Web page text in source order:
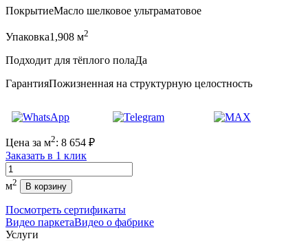
ПокрытиеМасло шелковое ультраматовое
Упаковка1,908 м2
Подходит для тёплого полаДа
ГарантияПожизненная на структурную целостность
Цена за м2: 8 654 ₽
Заказать в 1 клик
Количество
м2 В корзину
Посмотреть сертификаты
Видео паркетаВидео о фабрике
Услуги